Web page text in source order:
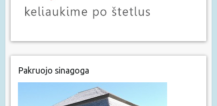
Pakruojo sinagoga